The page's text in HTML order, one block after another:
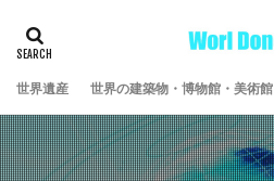
世界遺産 世界の建築物・博物館・美術館